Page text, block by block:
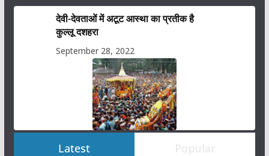
देवी-देवताओं में अटूट आस्था का प्रतीक है
कुल्लू दशहरा
September 28, 2022
Latest Popular